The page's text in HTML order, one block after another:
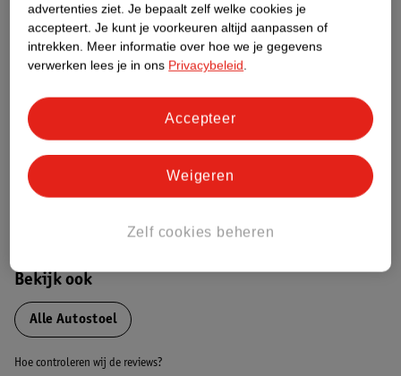
Productinformatie
Nature Impact Score
Impact Score.
Meer informatie
Bekijk ook
Alle Autostoel
Hoe controleren wij de reviews?
advertenties ziet. Je bepaalt zelf welke cookies je
accepteert. Je kunt je voorkeuren altijd aanpassen of
intrekken. Meer informatie over hoe we je gegevens
verwerken lees je in ons Privacybeleid.
Zelf cookies beheren
Weigeren
Accepteer